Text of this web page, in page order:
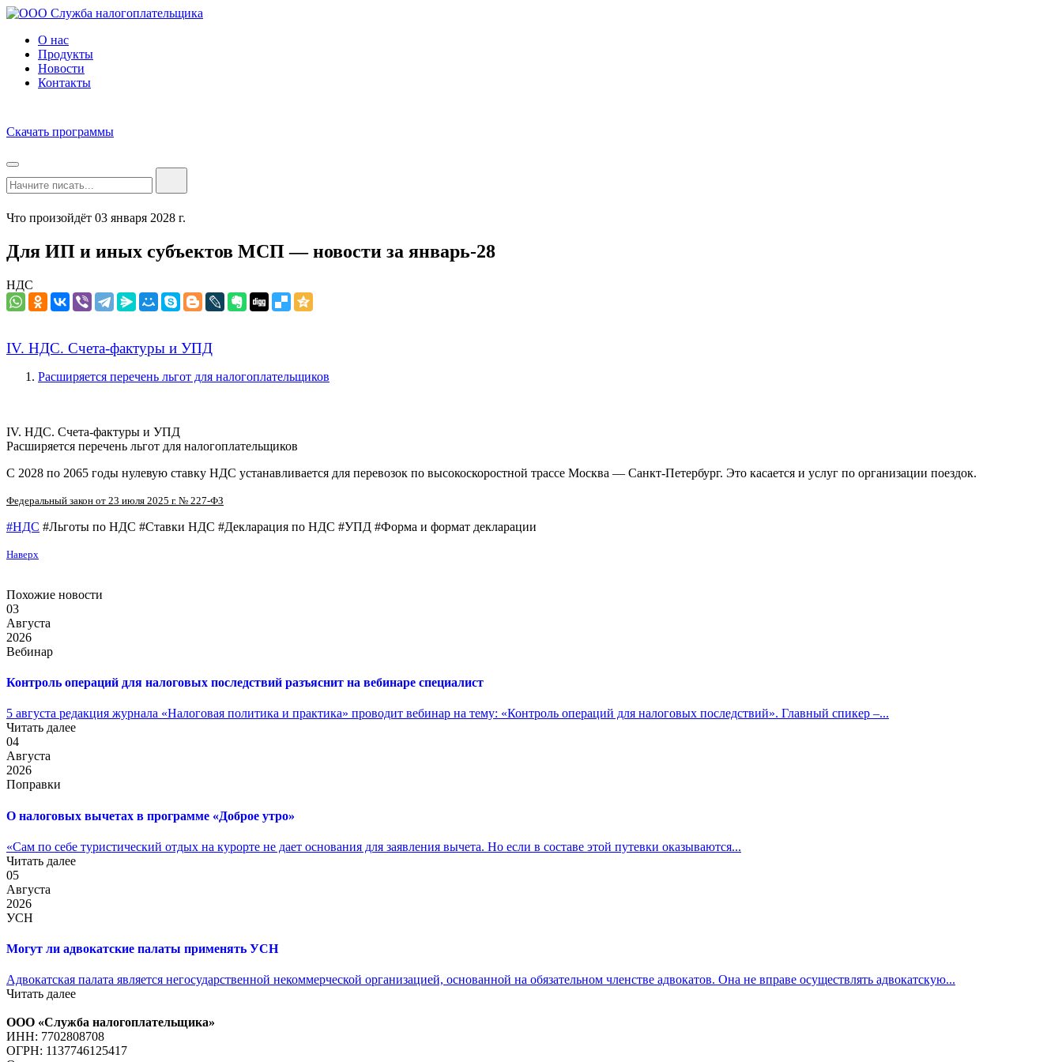
О нас
Продукты
Новости
Контакты
Скачать программы
Что произойдёт 03 января 2028 г.
Для ИП и иных субъектов МСП — новости за январь-28
НДС
IV. НДС. Счета-фактуры и УПД
Расширяется перечень льгот для налогоплательщиков
IV. НДС. Счета-фактуры и УПД
Расширяется перечень льгот для налогоплательщиков
С 2028 по 2065 годы нулевую ставку НДС устанавливается для перевозок по высокоскоростной трассе Москва — Санкт-Петербург. Это касается и услуг по организации поездок.
Федеральный закон от 23 июля 2025 г. № 227-ФЗ
#НДС #Льготы по НДС #Ставки НДС #Декларация по НДС #УПД #Форма и формат декларации
Наверх
Похожие новости
03
Августа
2026
Вебинар
Контроль операций для налоговых последствий разъяснит на вебинаре специалист
5 августа редакция журнала «Налоговая политика и практика» проводит вебинар на тему: «Контроль операций для налоговых последствий». Главный спикер –...
Читать далее
04
Августа
2026
Поправки
О налоговых вычетах в программе «Доброе утро»
«Сам по себе туристический отдых на курорте не дает основания для заявления вычета. Но если в составе этой путевки оказываются...
Читать далее
05
Августа
2026
УСН
Могут ли адвокатские палаты применять УСН
Адвокатская палата является негосударственной некоммерческой организацией, основанной на обязательном членстве адвокатов. Она не вправе осуществлять адвокатскую...
Читать далее
ООО «Служба налогоплательщика»
ИНН: 7702808708
ОГРН: 1137746125417